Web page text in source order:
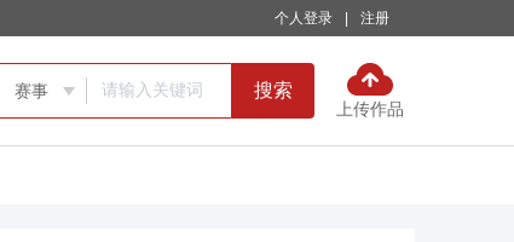
个人登录 注册
赛事  搜索
上传作品